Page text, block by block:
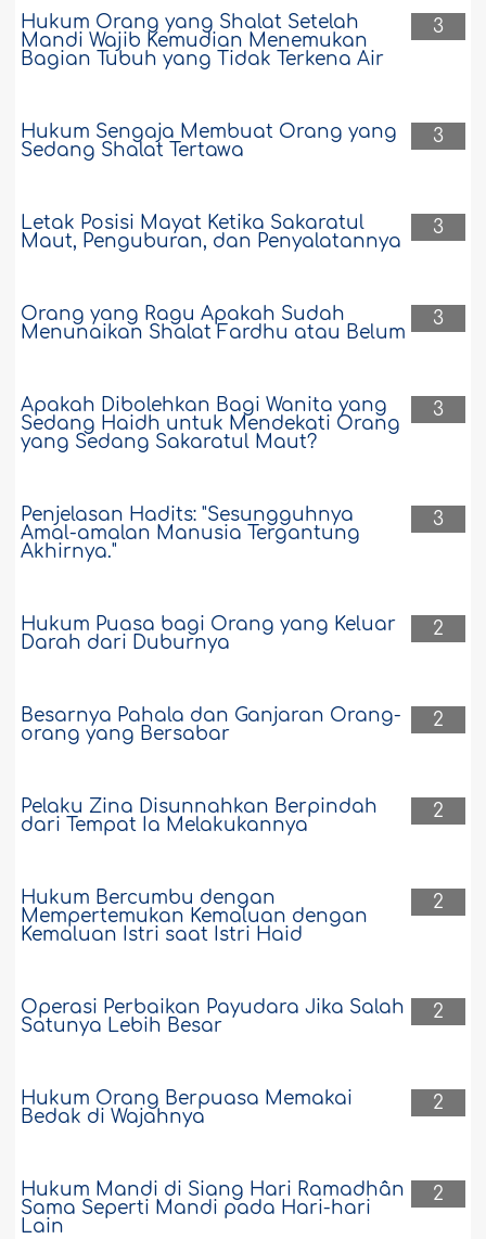
3
Hukum Orang yang Shalat Setelah
Mandi Wajib Kemudian Menemukan
Bagian Tubuh yang Tidak Terkena Air
3
Hukum Sengaja Membuat Orang yang
Sedang Shalat Tertawa
3
Letak Posisi Mayat Ketika Sakaratul
Maut, Penguburan, dan Penyalatannya
3
Orang yang Ragu Apakah Sudah
Menunaikan Shalat Fardhu atau Belum
3
Apakah Dibolehkan Bagi Wanita yang
Sedang Haidh untuk Mendekati Orang
yang Sedang Sakaratul Maut?
3
Penjelasan Hadits: "Sesungguhnya
Amal-amalan Manusia Tergantung
Akhirnya."
2
Hukum Puasa bagi Orang yang Keluar
Darah dari Duburnya
2
Besarnya Pahala dan Ganjaran Orang-
orang yang Bersabar
2
Pelaku Zina Disunnahkan Berpindah
dari Tempat Ia Melakukannya
2
Hukum Bercumbu dengan
Mempertemukan Kemaluan dengan
Kemaluan Istri saat Istri Haid
2
Operasi Perbaikan Payudara Jika Salah
Satunya Lebih Besar
2
Hukum Orang Berpuasa Memakai
Bedak di Wajahnya
2
Hukum Mandi di Siang Hari Ramadhân
Sama Seperti Mandi pada Hari-hari
Lain